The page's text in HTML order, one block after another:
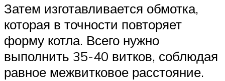
Затем изготавливается обмотка,
которая в точности повторяет
форму котла. Всего нужно
выполнить 35-40 витков, соблюдая
равное межвитковое расстояние.